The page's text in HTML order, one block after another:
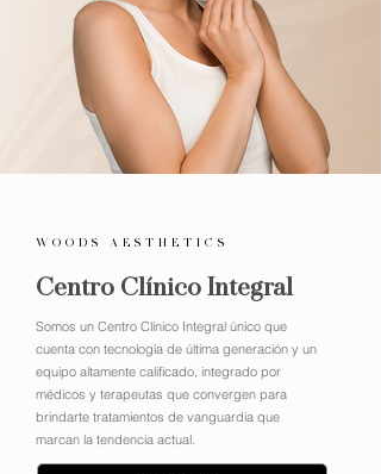
WOODS AESTHETICS
Centro Clínico Integral
Somos un Centro Clínico Integral único que
cuenta con tecnología de última generación y un
equipo altamente calificado, integrado por
médicos y terapeutas que convergen para
brindarte tratamientos de vanguardia que
marcan la tendencia actual.